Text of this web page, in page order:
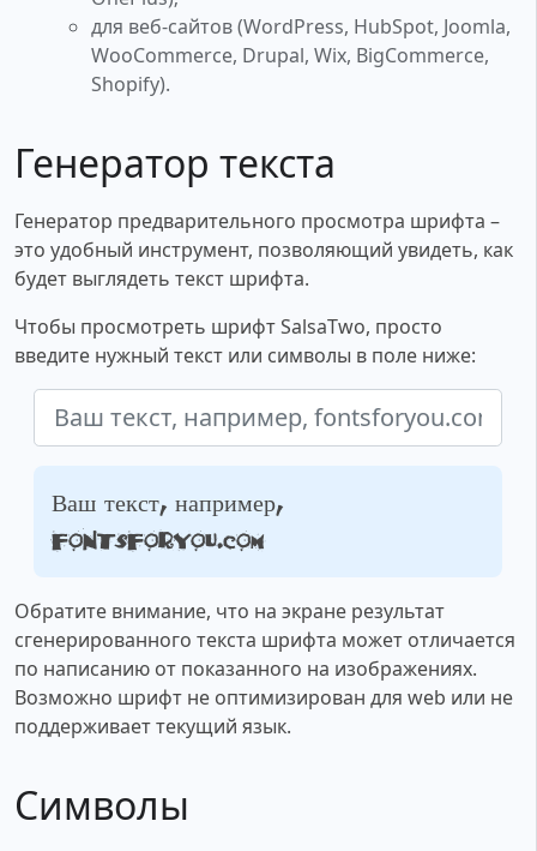
для веб-сайтов (WordPress, HubSpot, Joomla,
WooCommerce, Drupal, Wix, BigCommerce,
Shopify).
Генератор текста
Генератор предварительного просмотра шрифта –
это удобный инструмент, позволяющий увидеть, как
будет выглядеть текст шрифта.
Чтобы просмотреть шрифт SalsaTwo, просто
введите нужный текст или символы в поле ниже:
Ваш текст, например,
fontsforyou.com
Обратите внимание, что на экране результат
сгенерированного текста шрифта может отличается
по написанию от показанного на изображениях.
Возможно шрифт не оптимизирован для web или не
поддерживает текущий язык.
Символы